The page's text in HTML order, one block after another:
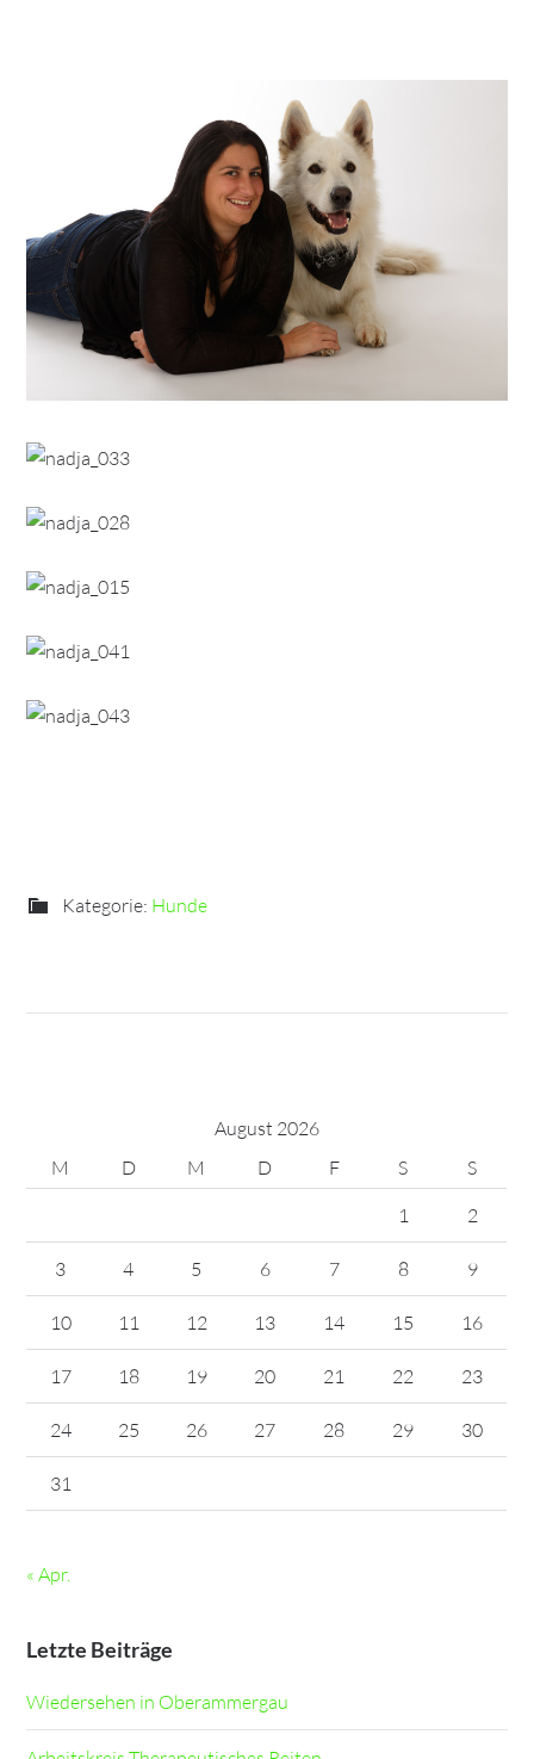
Kategorie: Hunde
August 2026
M
D M D F S
S
1
2
3 4 5 6 7 8 9
10 11 12 13 14 15 16
17 18 19 20 21 22 23
24 25 26 27 28 29 30
31
« Apr.
Letzte Beiträge
Wiedersehen in Oberammergau